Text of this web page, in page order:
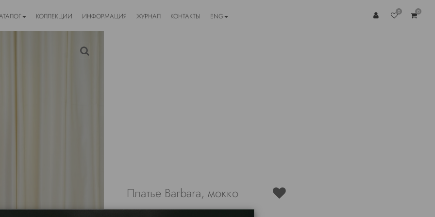
КОЛЛЕКЦИИ ИНФОРМАЦИЯ ЖУРНАЛ КОНТАКТЫ ENG
0 0
Платье Barbara, мокко